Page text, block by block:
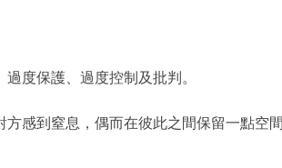
度保護、過度控制及批判。
感到窒息，偶而在彼此之間保留一點空